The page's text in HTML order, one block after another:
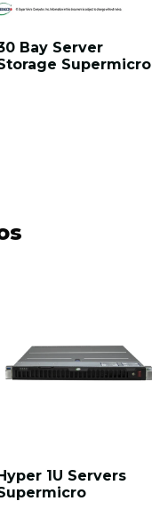
Bay Server
Supermicro
1U Servers